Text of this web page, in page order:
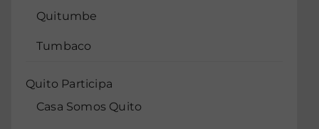
Quitumbe
Tumbaco
Quito Participa
Casa Somos Quito